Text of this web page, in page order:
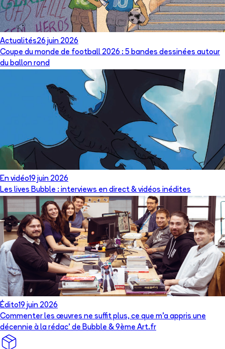
Actualités26 juin 2026
Coupe du monde de football 2026 : 5 bandes dessinées autour
du ballon rond
En vidéo19 juin 2026
Les lives Bubble : interviews en direct & vidéos inédites
Édito19 juin 2026
Commenter les œuvres ne suffit plus, ce que m’a appris une
décennie à la rédac’ de Bubble & 9ème Art.fr